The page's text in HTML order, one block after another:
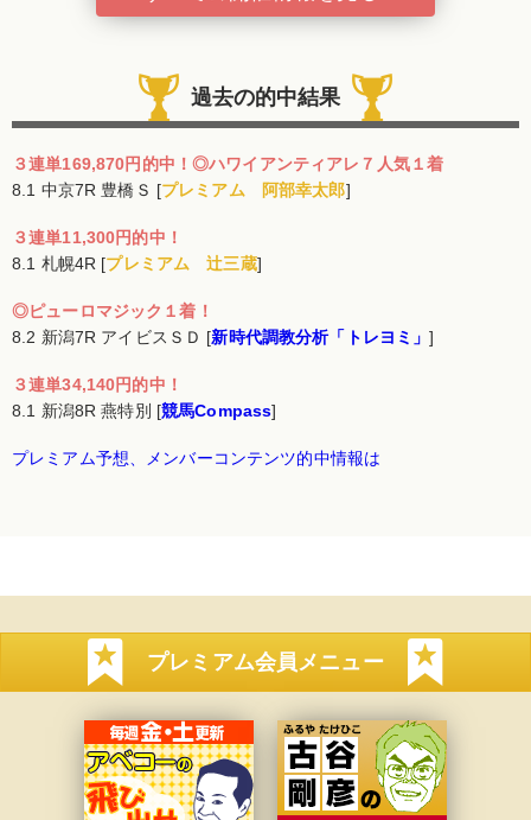
過去の的中結果
３連単169,870円的中！◎ハワイアンティアレ７人気１着
8.1 中京7R 豊橋Ｓ [プレミアム 阿部幸太郎]
３連単11,300円的中！
8.1 札幌4R [プレミアム 辻三蔵]
◎ピューロマジック１着！
8.2 新潟7R アイビスＳＤ [新時代調教分析「トレヨミ」]
３連単34,140円的中！
8.1 新潟8R 燕特別 [競馬Compass]
プレミアム予想、メンバーコンテンツ的中情報は
プレミアム会員メニュー